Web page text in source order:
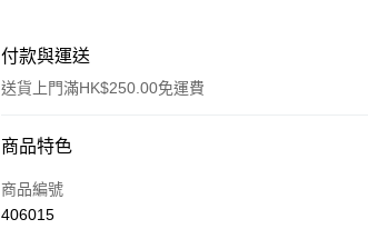
付款與運送
送貨上門滿HK$250.00免運費
付款方式
信用卡
商品特色
商品編號
406015